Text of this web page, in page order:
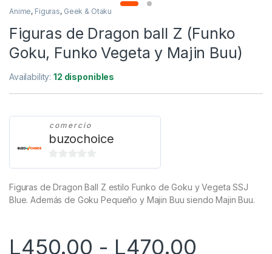
Anime, Figuras, Geek & Otaku
Figuras de Dragon ball Z (Funko
Goku, Funko Vegeta y Majin Buu)
Availability:12 disponibles
comercio
buzochoice
0
e
Figuras de Dragon Ball Z estilo Funko de Goku y Vegeta SSJ
Blue. Además de Goku Pequeño y Majin Buu siendo Majin Buu.
L450.00 - L470.00